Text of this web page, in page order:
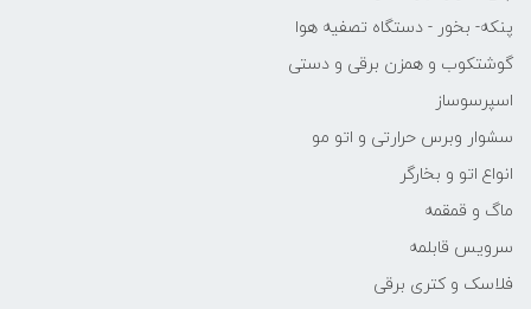
پنکه- بخور - دستگاه تصفیه هوا
گوشتکوب و همزن برقی و دستی
اسپرسوساز
سشوار وبرس حرارتی و اتو مو
انواع اتو و بخارگر
ماگ و قمقمه
سرویس قابلمه
فلاسک و کتری برقی